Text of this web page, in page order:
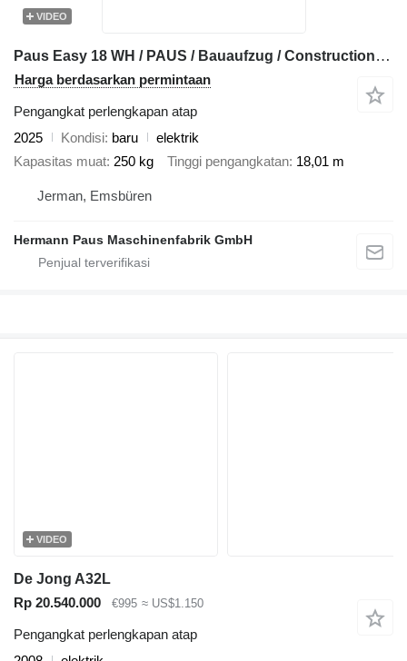
VIDEO
Paus Easy 18 WH / PAUS / Bauaufzug / Construction Hoist
Harga berdasarkan permintaan
Pengangkat perlengkapan atap
2025
Kondisi baru
elektrik
Kapasitas muat 250 kg Tinggi pengangkatan 18,01 m
Jerman, Emsbüren
Hermann Paus Maschinenfabrik GmbH
VIDEO
De Jong A32L
Rp 20.540.000
€995 ≈ US$1.150
Pengangkat perlengkapan atap